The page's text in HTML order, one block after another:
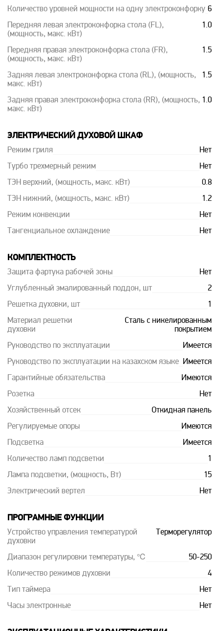
Количество уровней мощности на одну электроконфорку 6
Передняя левая электроконфорка стола (FL),
(мощность, макс. кВт)
1.0
Передняя правая электроконфорка стола (FR),
(мощность, макс. кВт)
1.5
Задняя левая электроконфорка стола (RL), (мощность,
макс. кВт)
1.5
Задняя правая электроконфорка стола (RR), (мощность,
макс. кВт)
1.0
ЭЛЕКТРИЧЕСКИЙ ДУХОВОЙ ШКАФ
Режим гриля Нет
Турбо трехмерный режим Нет
ТЭН верхний, (мощность, макс. кВт) 0.8
ТЭН нижний, (мощность, макс. кВт) 1.2
Режим конвекции Нет
Тангенциальное охлаждение Нет
КОМПЛЕКТНОСТЬ
Защита фартука рабочей зоны Нет
Углубленный эмалированный поддон, шт 2
Решетка духовки, шт 1
Материал решетки
духовки
Сталь с никелированным
покрытием
Руководство по эксплуатации Имеется
Руководство по эксплуатации на казахском языке Имеется
Гарантийные обязательства Имеются
Розетка Нет
Хозяйственный отсек Откидная панель
Регулируемые опоры Имеются
Подсветка Имеется
Количество ламп подсветки 1
Лампа подсветки, (мощность, Вт) 15
Электрический вертел Нет
ПРОГРАМНЫЕ ФУНКЦИИ
Устройство управления температурой
духовки
Терморегулятор
Диапазон регулировки температуры, ℃ 50-250
Количество режимов духовки 4
Тип таймера Нет
Часы электронные Нет